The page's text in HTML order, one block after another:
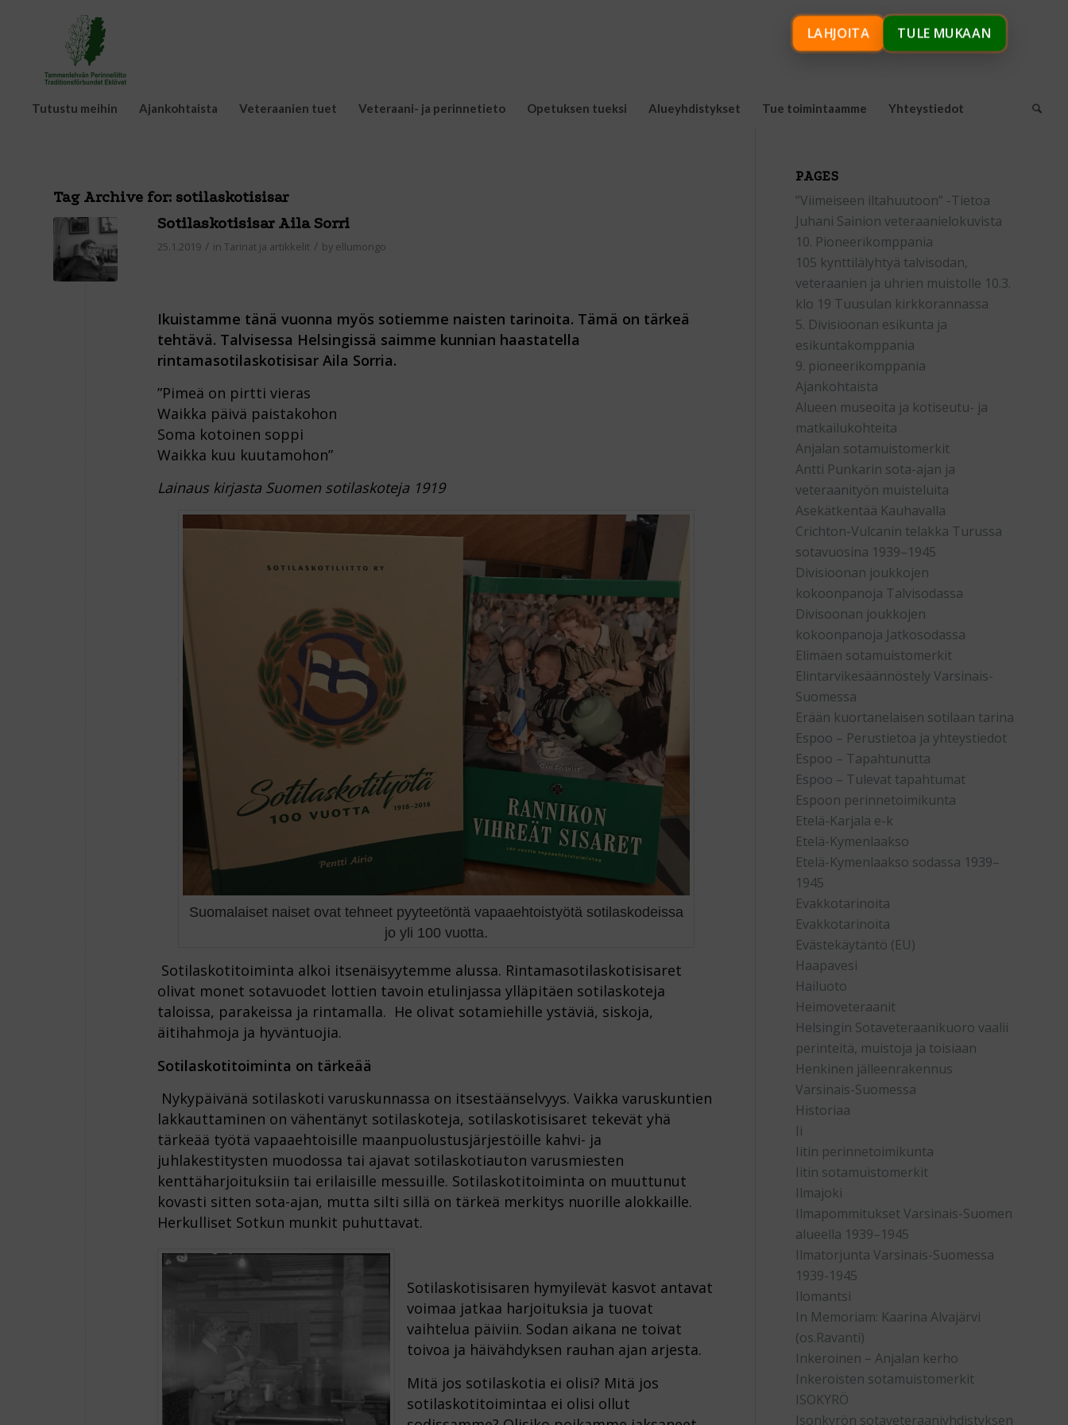
Tutustu meihin Ajankohtaista Veteraanien tuet Veteraani- ja perinnetieto Opetuksen tueksi Alueyhdistykset Tue toimintaamme Yhteystiedot
Tag Archive for: sotilaskotisisar
Sotilaskotisisar Aila Sorri
25.1.2019 / in Tarinat ja artikkelit / by ellumongo
Ikuistamme tänä vuonna myös sotiemme naisten tarinoita. Tämä on tärkeä
tehtävä. Talvisessa Helsingissä saimme kunnian haastatella
rintamasotilaskotisisar Aila Sorria.
”Pimeä on pirtti vieras
Waikka päivä paistakohon
Soma kotoinen soppi
Waikka kuu kuutamohon”
Lainaus kirjasta Suomen sotilaskoteja 1919
Suomalaiset naiset ovat tehneet pyyteetöntä vapaaehtoistyötä sotilaskodeissa
jo yli 100 vuotta.
Sotilaskotitoiminta alkoi itsenäisyytemme alussa. Rintamasotilaskotisisaret
olivat monet sotavuodet lottien tavoin etulinjassa ylläpitäen sotilaskoteja
taloissa, parakeissa ja rintamalla. He olivat sotamiehille ystäviä, siskoja,
äitihahmoja ja hyväntuojia.
Sotilaskotitoiminta on tärkeää
Nykypäivänä sotilaskoti varuskunnassa on itsestäänselvyys. Vaikka varuskuntien
lakkauttaminen on vähentänyt sotilaskoteja, sotilaskotisisaret tekevät yhä
tärkeää työtä vapaaehtoisille maanpuolustusjärjestöille kahvi- ja
juhlakestitysten muodossa tai ajavat sotilaskotiauton varusmiesten
kenttäharjoituksiin tai erilaisille messuille. Sotilaskotitoiminta on muuttunut
kovasti sitten sota-ajan, mutta silti sillä on tärkeä merkitys nuorille alokkaille.
Herkulliset Sotkun munkit puhuttavat.
Sotilaskotisisaren hymyilevät kasvot antavat
voimaa jatkaa harjoituksia ja tuovat
vaihtelua päiviin. Sodan aikana ne toivat
toivoa ja häivähdyksen rauhan ajan arjesta.
Mitä jos sotilaskotia ei olisi? Mitä jos
sotilaskotitoimintaa ei olisi ollut
PAGES
”Viimeiseen iltahuutoon” -Tietoa
Juhani Sainion veteraanielokuvista
10. Pioneerikomppania
105 kynttilälyhtyä talvisodan,
veteraanien ja uhrien muistolle 10.3.
klo 19 Tuusulan kirkkorannassa
5. Divisioonan esikunta ja
esikuntakomppania
9. pioneerikomppania
Ajankohtaista
Alueen museoita ja kotiseutu- ja
matkailukohteita
Anjalan sotamuistomerkit
Antti Punkarin sota-ajan ja
veteraanityön muisteluita
Asekätkentää Kauhavalla
Crichton-Vulcanin telakka Turussa
sotavuosina 1939–1945
Divisioonan joukkojen
kokoonpanoja Talvisodassa
Divisoonan joukkojen
kokoonpanoja Jatkosodassa
Elimäen sotamuistomerkit
Elintarvikesäännöstely Varsinais-
Suomessa
Erään kuortanelaisen sotilaan tarina
Espoo – Perustietoa ja yhteystiedot
Espoo – Tapahtunutta
Espoo – Tulevat tapahtumat
Espoon perinnetoimikunta
Etelä-Karjala e-k
Etelä-Kymenlaakso
Etelä-Kymenlaakso sodassa 1939–
1945
Evakkotarinoita
Evakkotarinoita
Evästekäytäntö (EU)
Haapavesi
Hailuoto
Heimoveteraanit
Helsingin Sotaveteraanikuoro vaalii
perinteitä, muistoja ja toisiaan
Henkinen jälleenrakennus
Varsinais-Suomessa
Historiaa
Ii
Iitin perinnetoimikunta
Iitin sotamuistomerkit
Ilmajoki
Ilmapommitukset Varsinais-Suomen
alueella 1939–1945
Ilmatorjunta Varsinais-Suomessa
1939-1945
Ilomantsi
In Memoriam: Kaarina Alvajärvi
(os.Ravanti)
Inkeroinen – Anjalan kerho
Inkeroisten sotamuistomerkit
ISOKYRÖ
Isonkyrön sotaveteraaniyhdistyksen
LAHJOITA TULE MUKAAN